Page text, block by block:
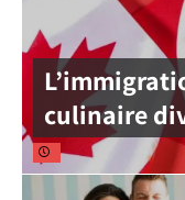
culinaire